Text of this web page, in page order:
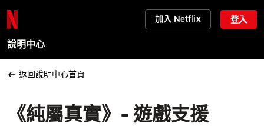
加入 Netflix 登入
說明中心
返回說明中心首頁
《純屬真實》- 遊戲支援